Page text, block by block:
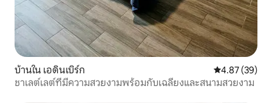
บ้านใน เอดินเบิร์ก คะแนนเฉลี่ย
4.87 (39)
ชาเลต์เลต์ที่มีความสวยงามพร้อมกับเฉลียงและสนามสวยงาม